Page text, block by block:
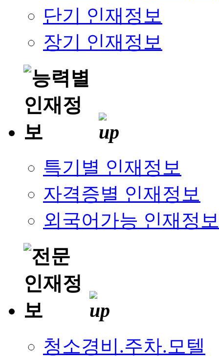
단기 인재정보
장기 인재정보
특기별 인재정보
자격증별 인재정보
외국어가능 인재정보
청소경비.주차.모텔